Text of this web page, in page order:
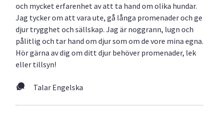
och mycket erfarenhet av att ta hand om olika hundar.
Jag tycker om att vara ute, gå långa promenader och ge
djur trygghet och sällskap. Jag är noggrann, lugn och
pålitlig och tar hand om djur som om de vore mina egna.
Hör gärna av dig om ditt djur behöver promenader, lek
eller tillsyn!
Talar Engelska